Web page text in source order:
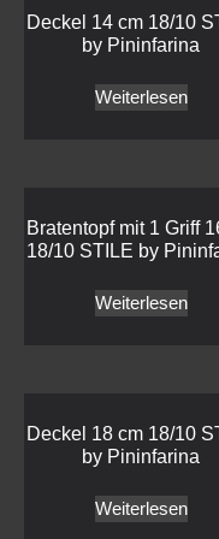
Deckel 14 cm 18/10
by Pininfarina
Weiterlesen
Bratentopf mit 1 Griff
18/10 STILE by
Weiterlesen
Deckel 18 cm 18/10
by Pininfarina
Weiterlesen